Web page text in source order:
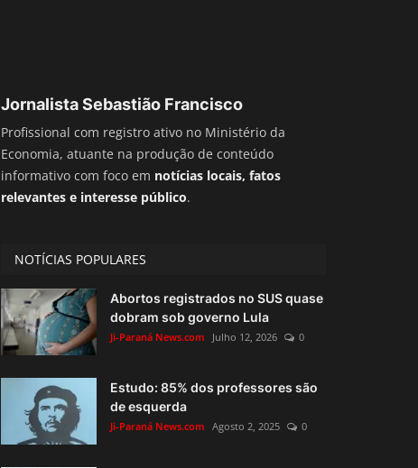
Jornalista Sebastião Francisco
Profissional com registro ativo no Ministério da
Economia, atuante na produção de conteúdo
informativo com foco em notícias locais, fatos
relevantes e interesse público.
NOTÍCIAS POPULARES
Abortos registrados no SUS quase
dobram sob governo Lula
Ji-Paraná News.com Julho 12, 2026 0
Estudo: 85% dos professores são
de esquerda
Ji-Paraná News.com Agosto 2, 2025 0